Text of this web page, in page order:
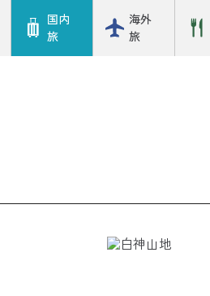
国内
旅
海外
旅